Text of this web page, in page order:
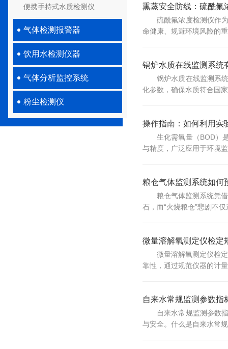
便携手持式水质检测仪
气体检测报警器
饮用水检测仪器
气体分析监控系统
粉尘检测仪
熏蒸安全防线：硫酰氟
硫酰氟浓度检测仪作
命健康、规避环境风险的
锅炉水质在线监测系统
锅炉水质在线监测系
化参数，确保水质符合国
操作指南：如何利用实
生化需氧量（BOD）
与精度，广泛应用于环境
粮仓气体监测系统如何
粮仓气体监测系统凭
石，而“火烧粮仓”悲剧不
微量溶解氧测定仪检定
微量溶解氧测定仪检
靠性，通过规范仪器的计
自来水常规监测参数指
自来水常规监测参数
与安全。什么是自来水常